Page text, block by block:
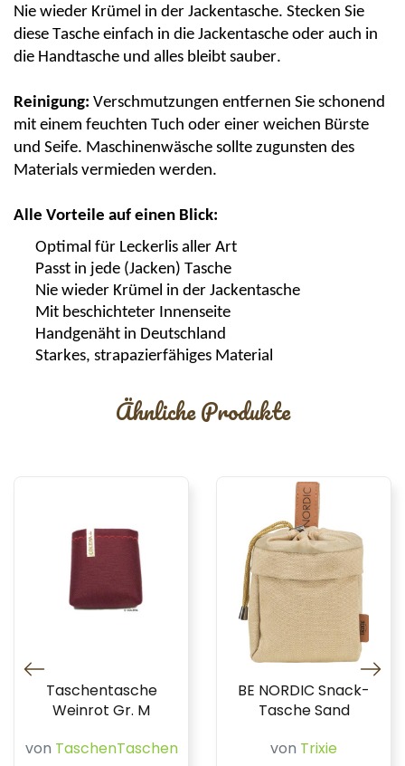
Nie wieder Krümel in der Jackentasche. Stecken Sie
diese Tasche einfach in die Jackentasche oder auch in
die Handtasche und alles bleibt sauber.
Reinigung: Verschmutzungen entfernen Sie schonend
mit einem feuchten Tuch oder einer weichen Bürste
und Seife. Maschinenwäsche sollte zugunsten des
Materials vermieden werden.
Alle Vorteile auf einen Blick:
Optimal für Leckerlis aller Art
Passt in jede (Jacken) Tasche
Nie wieder Krümel in der Jackentasche
Mit beschichteter Innenseite
Handgenäht in Deutschland
Starkes, strapazierfähiges Material
Ähnliche Produkte
Taschentasche
Weinrot Gr. M
von TaschenTaschen
BE NORDIC Snack-
Tasche Sand
von Trixie